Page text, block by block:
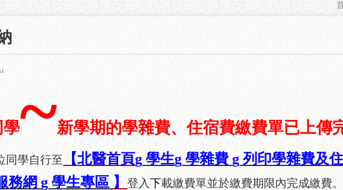
學~新學期的學雜費、住宿費繳費單已上傳
同學自行至 【北醫首頁g 學生g 學雜費 g 列印學雜費及
務網 g 學生專區 】登入下載繳費單並於繳費期限內完成繳費。